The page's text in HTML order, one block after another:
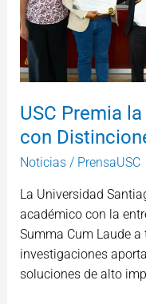
USC Premia
con
Noticias/ PrensaUSC
La Universidad
académico con la
Summa Cum Laude
investigaciones
soluciones de alto
con
Distinciones
Doctorales